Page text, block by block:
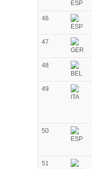
46
47
48
49
50
51